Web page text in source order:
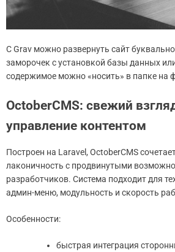
С Grav можно развернуть сайт
заморочек с установкой базы данных
содержимое можно «носить» в папке на
OctoberCMS: свежий
управление контентом
Построен на Laravel, OctoberCMS
лаконичность с продвинутыми
разработчиков. Система подходит для
админ-меню, модульность и скорость
Особенности:
быстрая интеграция